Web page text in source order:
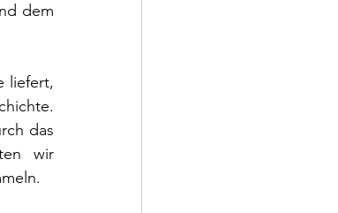
dem
liefert,
das
wir